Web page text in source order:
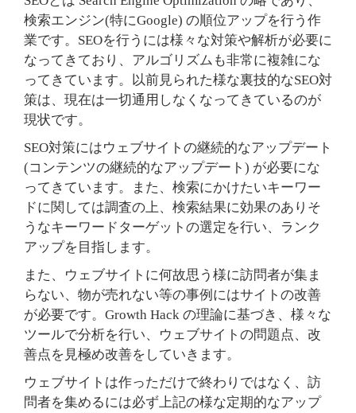
検索エンジン(特にGoogle) の順位アップを行う作
業です。SEOを行うには様々な対策や解析が必要に
なってきており、アルゴリズムも非常に複雑にな
ってきています。以前見られた様な裏技的なSEO対
策は、現在は一切通用しなくなってきているのが
現状です。
SEO対策にはウェブサイトの継続的なアップデート
(コンテンツの継続的なアップデート) が必要にな
ってきています。また、検索にかけたいキーワー
ドに関しては調査の上、検索結果に効果のありそ
うなキーワードターゲットの選定を行い、ランク
アップを目指します。
また、ウェブサイトに何故思う様に訪問者が集ま
らない、物が売れない等の事例にはサイトの改善
が必要です。Growth Hack の理論に基づき、様々な
ツールで分析を行い、ウェブサイトの問題点、改
善点を見極め改善をしていきます。
ウェブサイトは作っただけで終わりではなく、訪
問者を集めるには必ず上記の様な定期的なアップ